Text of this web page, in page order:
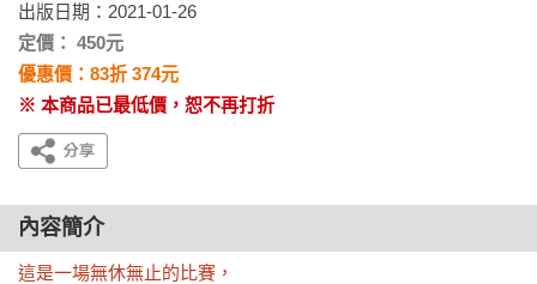
出版日期：2021-01-26
定價： 450元
優惠價：83折 374元
※ 本商品已最低價，恕不再打折
內容簡介
這是一場無休無止的比賽，